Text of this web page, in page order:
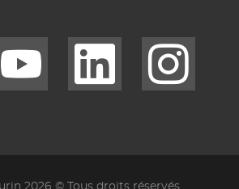
2026 © Tous droits réservés